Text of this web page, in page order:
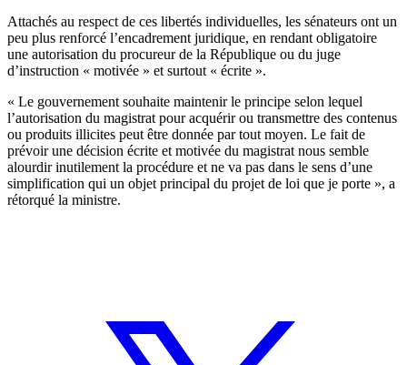
Attachés au respect de ces libertés individuelles, les sénateurs ont un
peu plus renforcé l’encadrement juridique, en rendant obligatoire
une autorisation du procureur de la République ou du juge
d’instruction « motivée » et surtout « écrite ».
« Le gouvernement souhaite maintenir le principe selon lequel
l’autorisation du magistrat pour acquérir ou transmettre des contenus
ou produits illicites peut être donnée par tout moyen. Le fait de
prévoir une décision écrite et motivée du magistrat nous semble
alourdir inutilement la procédure et ne va pas dans le sens d’une
simplification qui un objet principal du projet de loi que je porte », a
rétorqué la ministre.